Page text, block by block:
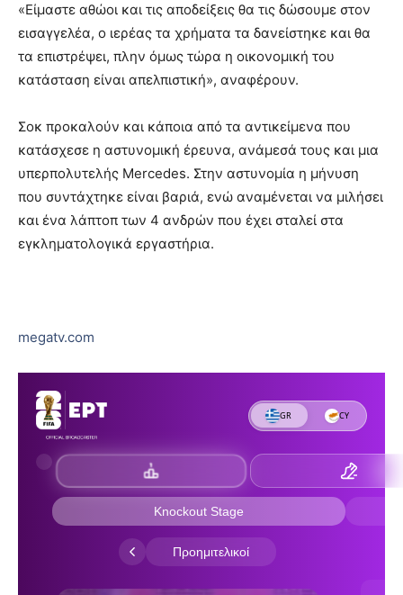
«Είμαστε αθώοι και τις αποδείξεις θα τις δώσουμε στον
εισαγγελέα, ο ιερέας τα χρήματα τα δανείστηκε και θα
τα επιστρέψει, πλην όμως τώρα η οικονομική του
κατάσταση είναι απελπιστική», αναφέρουν.
Σοκ προκαλούν και κάποια από τα αντικείμενα που
κατάσχεσε η αστυνομική έρευνα, ανάμεσά τους και μια
υπερπολυτελής Mercedes. Στην αστυνομία η μήνυση
που συντάχτηκε είναι βαριά, ενώ αναμένεται να μιλήσει
και ένα λάπτοπ των 4 ανδρών που έχει σταλεί στα
εγκληματολογικά εργαστήρια.
megatv.com